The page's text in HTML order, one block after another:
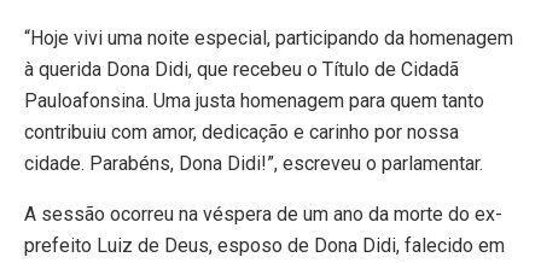
“Hoje vivi uma noite especial, participando da homenagem
à querida Dona Didi, que recebeu o Título de Cidadã
Pauloafonsina. Uma justa homenagem para quem tanto
contribuiu com amor, dedicação e carinho por nossa
cidade. Parabéns, Dona Didi!”, escreveu o parlamentar.
A sessão ocorreu na véspera de um ano da morte do ex-
prefeito Luiz de Deus, esposo de Dona Didi, falecido em